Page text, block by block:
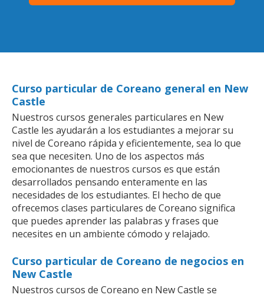
Curso particular de Coreano general en New
Castle
Nuestros cursos generales particulares en New
Castle les ayudarán a los estudiantes a mejorar su
nivel de Coreano rápida y eficientemente, sea lo que
sea que necesiten. Uno de los aspectos más
emocionantes de nuestros cursos es que están
desarrollados pensando enteramente en las
necesidades de los estudiantes. El hecho de que
ofrecemos clases particulares de Coreano significa
que puedes aprender las palabras y frases que
necesites en un ambiente cómodo y relajado.
Curso particular de Coreano de negocios en
New Castle
Nuestros cursos de Coreano en New Castle se